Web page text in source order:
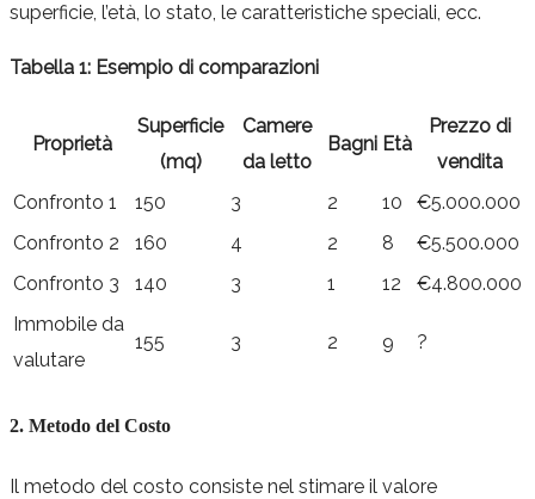
superficie, l’età, lo stato, le caratteristiche speciali, ecc.
Tabella 1: Esempio di comparazioni
Proprietà
Superficie
(mq)
Camere
da letto
Bagni Età
Prezzo di
vendita
Confronto 1
150 3 2 10
€5.000.000
Confronto 2
160 4 2 8
€5.500.000
Confronto 3
140 3 1 12
€4.800.000
Immobile da
valutare
155 3 2 9 ?
2. Metodo del Costo
Il metodo del costo consiste nel stimare il valore